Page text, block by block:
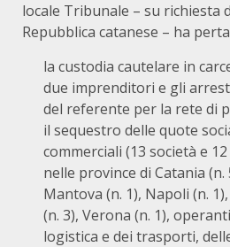
locale Tribunale – su richiesta
Repubblica catanese – ha
la custodia cautelare in
due imprenditori e gli
del referente per la rete di
il sequestro delle quote
commerciali (13 società e
nelle province di Catania (n.
Mantova (n. 1), Napoli (n.
(n. 3), Verona (n. 1),
logistica e dei trasporti,